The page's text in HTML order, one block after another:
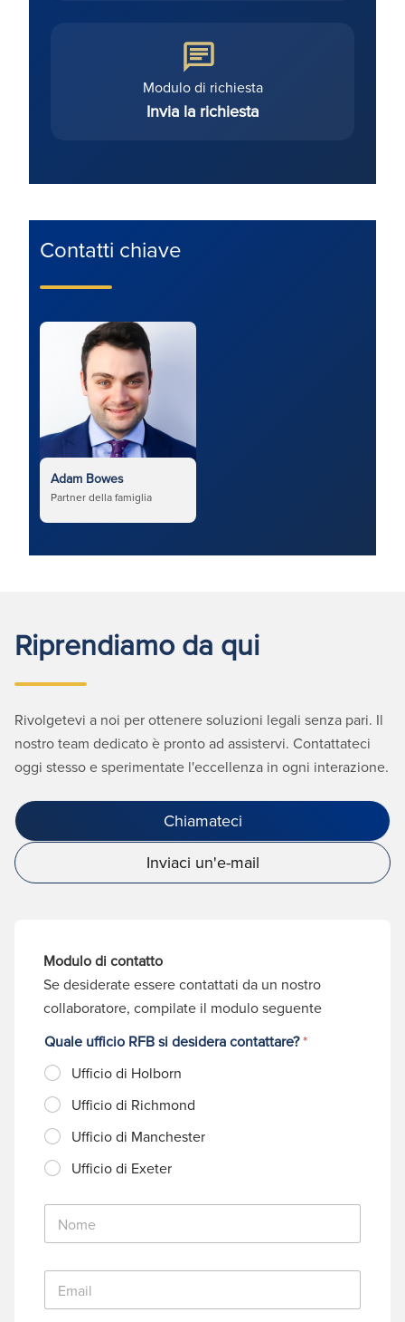
Modulo di richiesta
Invia la richiesta
Contatti chiave
Adam Bowes
Partner della famiglia
Riprendiamo da qui
Rivolgetevi a noi per ottenere soluzioni legali senza pari. Il
nostro team dedicato è pronto ad assistervi. Contattateci
oggi stesso e sperimentate l'eccellenza in ogni interazione.
Chiamateci
Inviaci un'e-mail
Modulo di contatto
Se desiderate essere contattati da un nostro
collaboratore, compilate il modulo seguente
Quale ufficio RFB si desidera contattare?*
Ufficio di Holborn
Ufficio di Richmond
Ufficio di Manchester
Ufficio di Exeter
N
m
E
a